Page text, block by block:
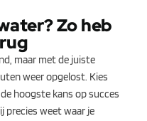
Zo heb
maar met de juiste
weer opgelost. Kies
hoogste kans op succes
precies weet waar je